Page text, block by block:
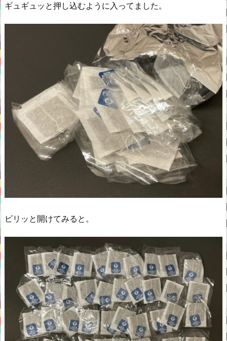
ギュギュッと押し込むように入ってました。
ビリッと開けてみると。